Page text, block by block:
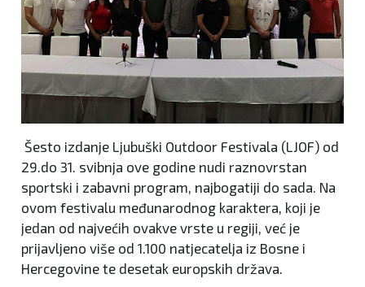
Šesto izdanje Ljubuški Outdoor Festivala (LJOF) od
29.do 31. svibnja ove godine nudi raznovrstan
sportski i zabavni program, najbogatiji do sada. Na
ovom festivalu međunarodnog karaktera, koji je
jedan od najvećih ovakve vrste u regiji, već je
prijavljeno više od 1.100 natjecatelja iz Bosne i
Hercegovine te desetak europskih država.